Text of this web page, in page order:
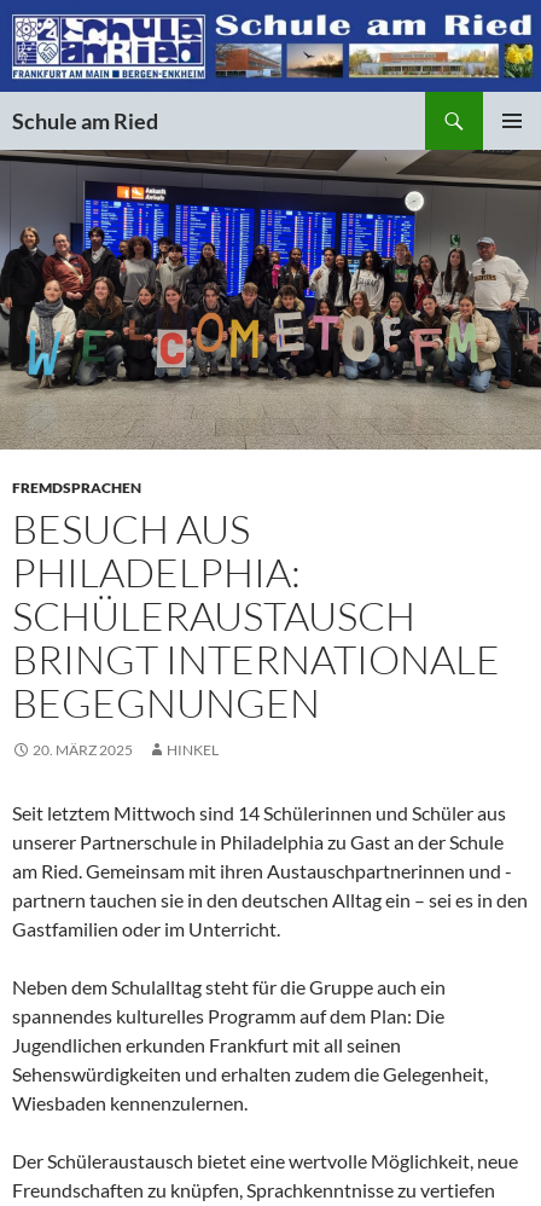
Schule am Ried
MENÜ
INHALT
FREMDSPRACHEN
BESUCH AUS
PHILADELPHIA:
SCHÜLERAUSTAUSCH
BRINGT INTERNATIONALE
BEGEGNUNGEN
20. MÄRZ 2025 HINKEL
Seit letztem Mittwoch sind 14 Schülerinnen und Schüler aus
unserer Partnerschule in Philadelphia zu Gast an der Schule
am Ried. Gemeinsam mit ihren Austauschpartnerinnen und -
partnern tauchen sie in den deutschen Alltag ein – sei es in den
Gastfamilien oder im Unterricht.
Neben dem Schulalltag steht für die Gruppe auch ein
spannendes kulturelles Programm auf dem Plan: Die
Jugendlichen erkunden Frankfurt mit all seinen
Sehenswürdigkeiten und erhalten zudem die Gelegenheit,
Wiesbaden kennenzulernen.
Der Schüleraustausch bietet eine wertvolle Möglichkeit, neue
Freundschaften zu knüpfen, Sprachkenntnisse zu vertiefen